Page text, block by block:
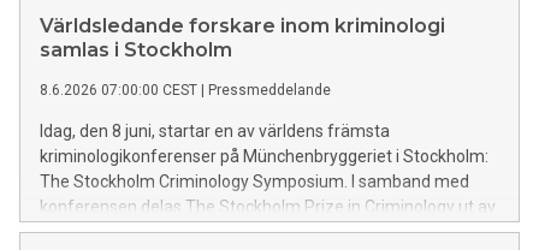
Världsledande forskare inom kriminologi
samlas i Stockholm
8.6.2026 07:00:00 CEST | Pressmeddelande
Idag, den 8 juni, startar en av världens främsta
kriminologikonferenser på Münchenbryggeriet i Stockholm:
The Stockholm Criminology Symposium. I samband med
konferensen delas The Stockholm Prize in Criminology ut av
H.M. Drottning Silvia i Stockholms stadshus.